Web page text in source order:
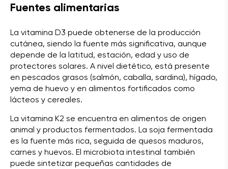
Fuentes alimentarias
La vitamina D3 puede obtenerse de la producción
cutánea, siendo la fuente más significativa, aunque
depende de la latitud, estación, edad y uso de
protectores solares. A nivel dietético, está presente
en pescados grasos (salmón, caballa, sardina), hígado,
yema de huevo y en alimentos fortificados como
lácteos y cereales.
La vitamina K2 se encuentra en alimentos de origen
animal y productos fermentados. La soja fermentada
es la fuente más rica, seguida de quesos maduros,
carnes y huevos. El microbiota intestinal también
puede sintetizar pequeñas cantidades de